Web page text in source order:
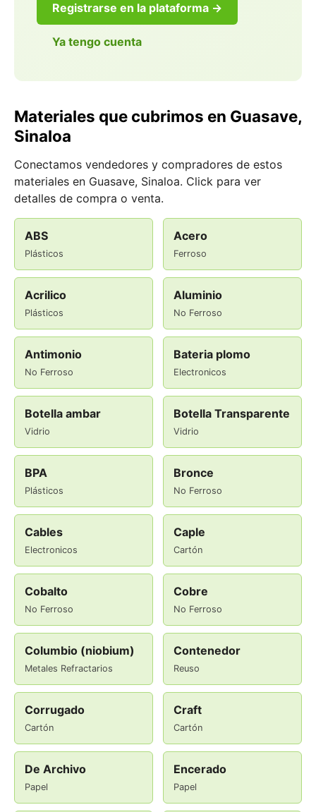
Registrarse en la plataforma →
Ya tengo cuenta
Materiales que cubrimos en Guasave,
Sinaloa
Conectamos vendedores y compradores de estos
materiales en Guasave, Sinaloa. Click para ver
detalles de compra o venta.
ABS
Plásticos
Acero
Ferroso
Acrilico
Plásticos
Aluminio
No Ferroso
Antimonio
No Ferroso
Bateria plomo
Electronicos
Botella ambar
Vidrio
Botella Transparente
Vidrio
BPA
Plásticos
Bronce
No Ferroso
Cables
Electronicos
Caple
Cartón
Cobalto
No Ferroso
Cobre
No Ferroso
Columbio (niobium)
Metales Refractarios
Contenedor
Reuso
Corrugado
Cartón
Craft
Cartón
De Archivo
Papel
Encerado
Papel